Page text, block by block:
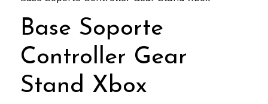
Base Soporte
Controller Gear
Stand Xbox